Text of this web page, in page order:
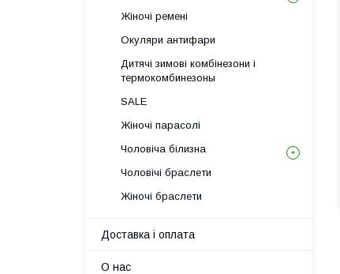
Жіночі ремені
Окуляри антифари
Дитячі зимові комбінезони і
термокомбинезоны
SALE
Жіночі парасолі
Чоловіча білизна
Чоловічі браслети
Жіночі браслети
Доставка і оплата
О нас